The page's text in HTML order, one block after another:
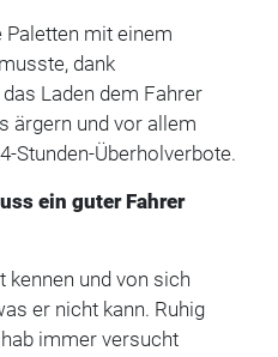
mit einem
dank
Laden dem Fahrer
ärgern und vor allem
Stunden-Überholverbote.
ein guter Fahrer
kennen und von sich
er nicht kann. Ruhig
immer versucht